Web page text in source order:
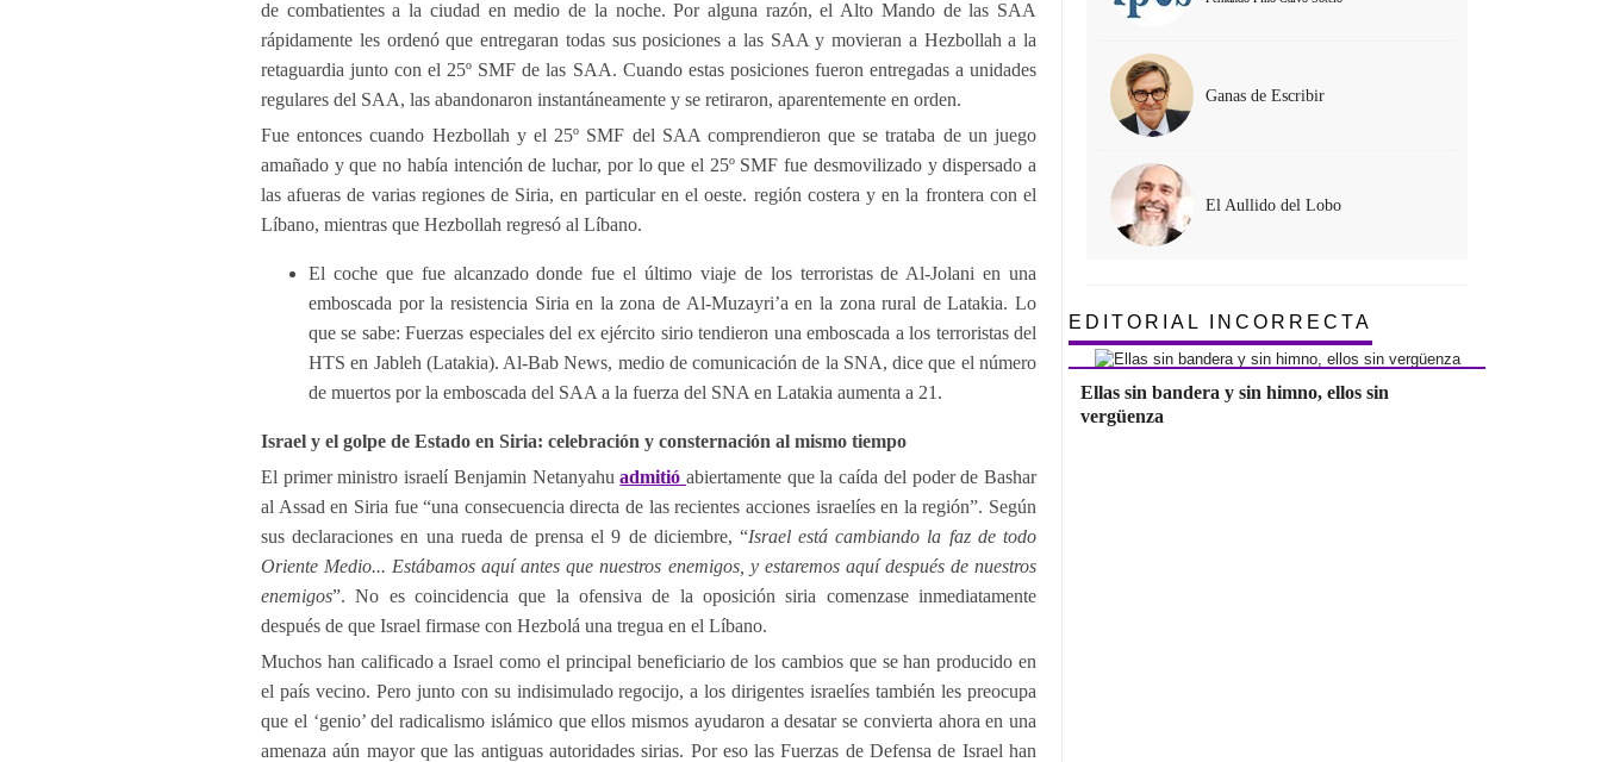
de combatientes a la ciudad en medio de la noche. Por alguna razón, el Alto Mando de las SAA
rápidamente les ordenó que entregaran todas sus posiciones a las SAA y movieran a Hezbollah a la
retaguardia junto con el 25º SMF de las SAA. Cuando estas posiciones fueron entregadas a unidades
regulares del SAA, las abandonaron instantáneamente y se retiraron, aparentemente en orden.
Fue entonces cuando Hezbollah y el 25º SMF del SAA comprendieron que se trataba de un juego
amañado y que no había intención de luchar, por lo que el 25º SMF fue desmovilizado y dispersado a
las afueras de varias regiones de Siria, en particular en el oeste. región costera y en la frontera con el
Líbano, mientras que Hezbollah regresó al Líbano.
El coche que fue alcanzado donde fue el último viaje de los terroristas de Al-Jolani en una
emboscada por la resistencia Siria en la zona de Al-Muzayri’a en la zona rural de Latakia. Lo
que se sabe: Fuerzas especiales del ex ejército sirio tendieron una emboscada a los terroristas del
HTS en Jableh (Latakia). Al-Bab News, medio de comunicación de la SNA, dice que el número
de muertos por la emboscada del SAA a la fuerza del SNA en Latakia aumenta a 21.
Israel y el golpe de Estado en Siria: celebración y consternación al mismo tiempo
El primer ministro israelí Benjamin Netanyahuadmitióabiertamente que la caída del poder de Bashar
al Assad en Siria fue “una consecuencia directa de las recientes acciones israelíes en la región”. Según
sus declaraciones en una rueda de prensa el 9 de diciembre, “Israel está cambiando la faz de todo
Oriente Medio... Estábamos aquí antes que nuestros enemigos, y estaremos aquí después de nuestros
enemigos”. No es coincidencia que la ofensiva de la oposición siria comenzase inmediatamente
después de que Israel firmase con Hezbolá una tregua en el Líbano.
Muchos han calificado a Israel como el principal beneficiario de los cambios que se han producido en
el país vecino. Pero junto con su indisimulado regocijo, a los dirigentes israelíes también les preocupa
que el ‘genio’ del radicalismo islámico que ellos mismos ayudaron a desatar se convierta ahora en una
amenaza aún mayor que las antiguas autoridades sirias. Por eso las Fuerzas de Defensa de Israel han
Ganas de Escribir
El Aullido del Lobo
EDITORIAL INCORRECTA
Ellas sin bandera y sin himno, ellos sin
vergüenza